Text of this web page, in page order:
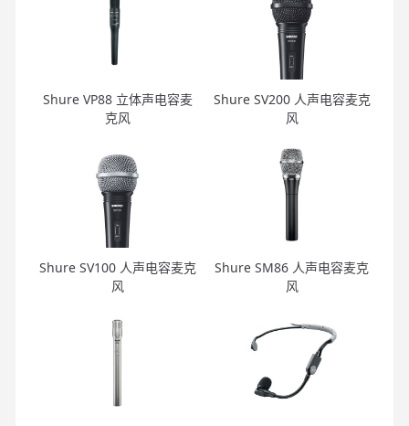
Shure VP88 立体声电容麦
克风
Shure SV200 人声电容麦克
风
Shure SV100 人声电容麦克
风
Shure SM86 人声电容麦克
风